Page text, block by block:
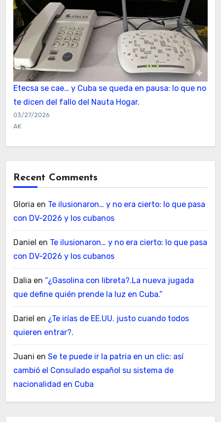
Etecsa se cae… y Cuba se queda en pausa: lo que no
te dicen del fallo del Nauta Hogar.
03/27/2026
AK
Recent Comments
Gloria en Te ilusionaron… y no era cierto: lo que pasa
con DV-2026 y los cubanos
Daniel en Te ilusionaron… y no era cierto: lo que pasa
con DV-2026 y los cubanos
Dalia en “¿Gasolina con libreta?.La nueva jugada
que define quién prende la luz en Cuba.”
Dariel en ¿Te irías de EE.UU. justo cuando todos
quieren entrar?.
Juani en Se te puede ir la patria en un clic: así
cambió el Consulado español su sistema de
nacionalidad en Cuba